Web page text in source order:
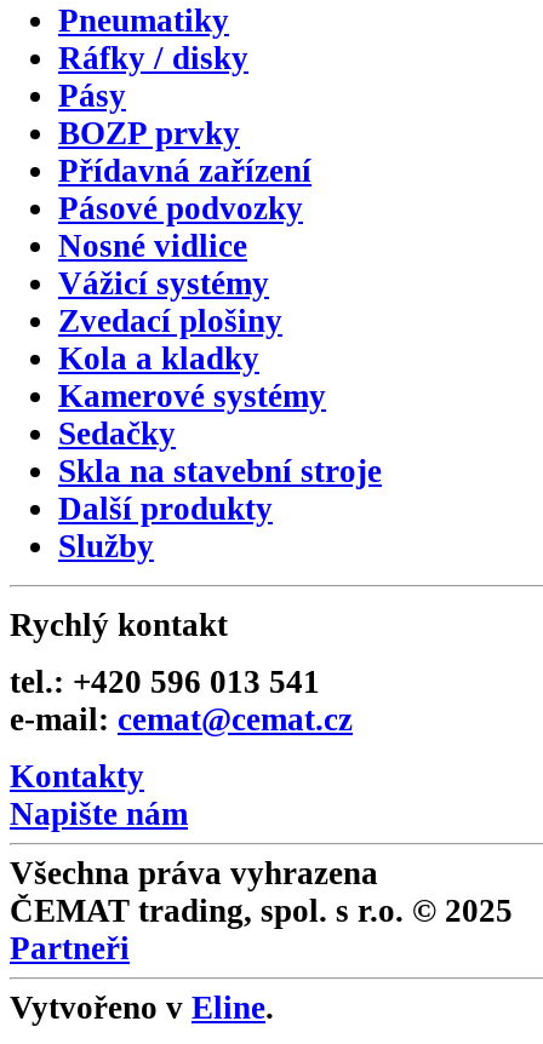
Pneumatiky
Ráfky / disky
Pásy
BOZP prvky
Přídavná zařízení
Pásové podvozky
Nosné vidlice
Vážicí systémy
Zvedací plošiny
Kola a kladky
Kamerové systémy
Sedačky
Skla na stavební stroje
Další produkty
Služby
Rychlý kontakt
tel.: +420 596 013 541
e-mail: cemat@cemat.cz
Kontakty
Napište nám
Všechna práva vyhrazena
ČEMAT trading, spol. s r.o. © 2025
Partneři
Vytvořeno v Eline.